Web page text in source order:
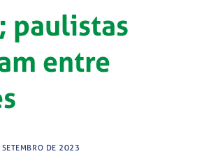
paulistas
entre
DE 2023